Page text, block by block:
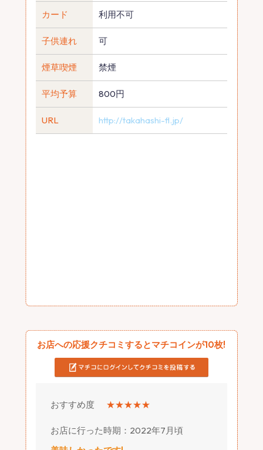
カード 利用不可
子供連れ 可
煙草喫煙 禁煙
平均予算 800円
URL http://takahashi-fl.jp/
お店への応援クチコミするとマチコインが10枚!
おすすめ度 ★★★★★
お店に行った時期：2022年7月頃